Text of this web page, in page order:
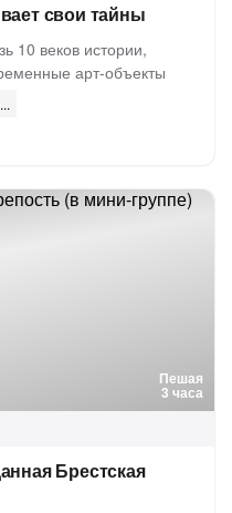
свои тайны
10 веков истории,
арт-объекты
Пешая
3 часа
Брестская